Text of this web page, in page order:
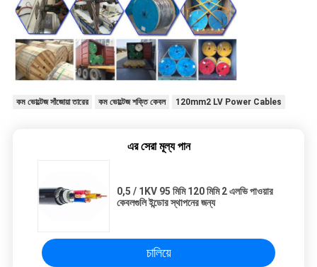
কম ভোল্টেজ সাঁজোয়া তারের কম ভোল্টেজ শক্তি কেবল 120mm2 LV Power Cables
এর সেরা মূল্য পান
0,5 / 1KV 95 মিমি 120 মিমি 2 এলভি পাওয়ার
কেবলগুলি ইন্ডোর স্থাপনের জন্য
চালিয়ে